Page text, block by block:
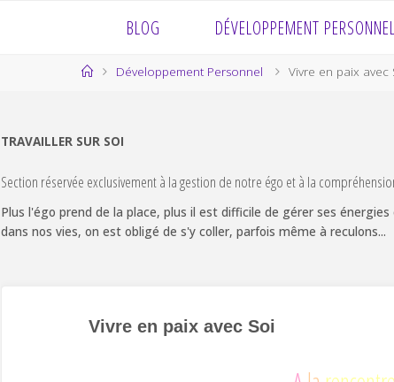
BLOG DÉVELOPPEMENT PERSONNEL
HomeDéveloppement Personnel Vivre en paix avec
TRAVAILLER SUR SOI
Section réservée exclusivement à la gestion de notre égo et à la
Plus l'égo prend de la place, plus il est difficile de gérer ses
dans nos vies, on est obligé de s'y coller, parfois même à reculons...
Vivre en paix avec Soi